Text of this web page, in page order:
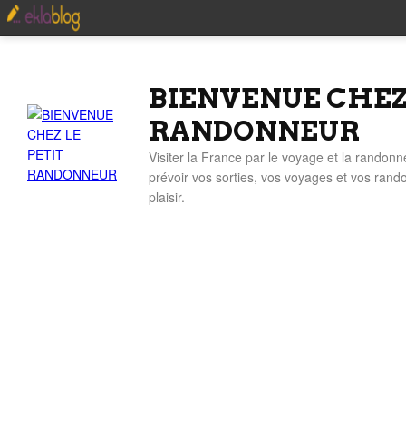
BIENVENUE
RANDONNEUR
Visiter la France par le voyage et la
prévoir vos sorties, vos voyages et vos
plaisir.